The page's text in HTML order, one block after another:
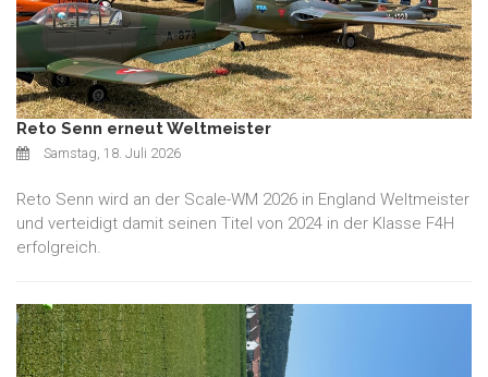
Reto Senn erneut Weltmeister
Samstag, 18. Juli 2026
Reto Senn wird an der Scale-WM 2026 in England Weltmeister
und verteidigt damit seinen Titel von 2024 in der Klasse F4H
erfolgreich.